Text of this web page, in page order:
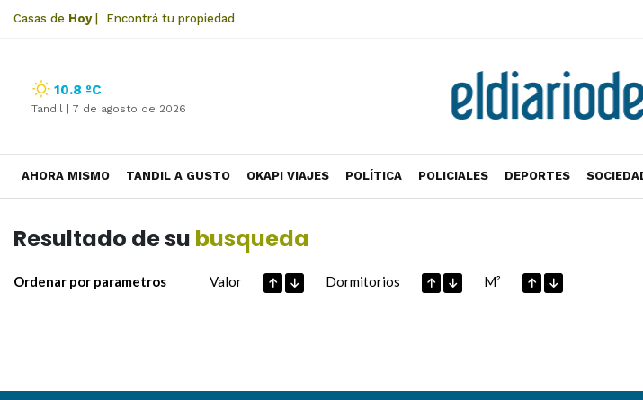
Casas de Hoy| Encontrá tu propiedad
10.8 ºC
Tandil | 7 de agosto de 2026
AHORA MISMO TANDIL A GUSTO OKAPI VIAJES POLÍTICA POLICIALES DEPORTES
Resultado de su busqueda
Ordenar por parametros Valor Dormitorios M²